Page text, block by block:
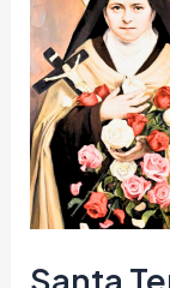
Santa
Teresita
del
Niño
Jesús